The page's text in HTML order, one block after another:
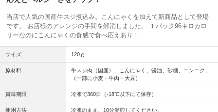
当店で人気の国産牛スジ煮込み。こんにゃくを加えて新商品として登場
です。 お店様のアレンジの手間を解消しました。 １パック96キロカロ
リーなのにこんにゃくの食感で食べ応えあり！
サイズ 120ｇ
原材料
牛スジ肉（国産）、こんにゃく、醤油、砂糖、ニンニク、
（一部に小麦・牛肉・大豆）
賞味期限 冷凍で360日（-18℃以下にて保存）
使用方法 冷凍のまま、10分湯煎してください。